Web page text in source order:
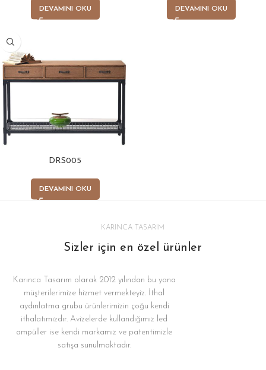
DEVAMINI OKU DEVAMINI OKU
DRS005
DEVAMINI OKU
KARINCA TASARIM
Sizler için en özel ürünler
Karınca Tasarım olarak 2012 yılından bu yana
müşterilerimize hizmet vermekteyiz. İthal
aydınlatma grubu ürünlerimizin çoğu kendi
ithalatımızdır. Avizelerde kullandığımız led
ampüller ise kendi markamız ve patentimizle
satışa sunulmaktadır.